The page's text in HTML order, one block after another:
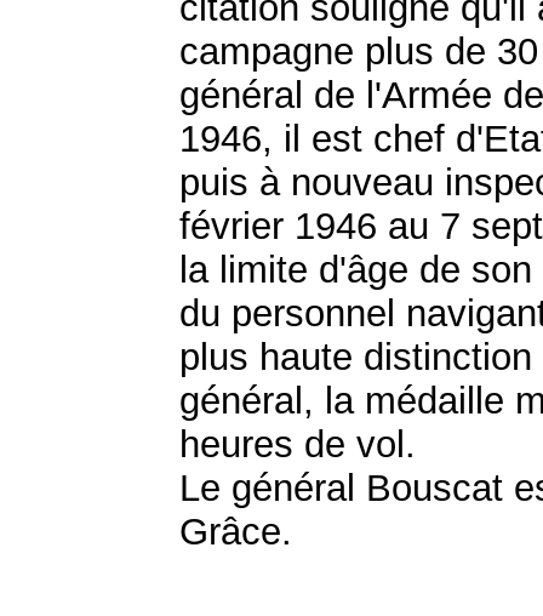
campagne plus de
général de l'Armée
1946, il est chef
puis à nouveau
février 1946 au 7
la limite d'âge de
du personnel
plus haute
général, la médaille
heures de vol.
Le général Bouscat
Grâce.